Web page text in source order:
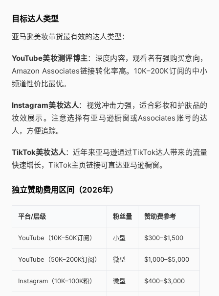
目标达人类型
亚马逊美妆带货最有效的达人类型：
YouTube美妆测评博主：深度内容，观看者有强购买意向，
Amazon Associates链接转化率高。10K–200K订阅的中小
频道性价比最优。
Instagram美妆达人：视觉冲击力强，适合彩妆和护肤品的
妆效展示。注意选择有亚马逊橱窗或Associates账号的达
人，方便追踪。
TikTok美妆达人：近年来亚马逊通过TikTok达人带来的流量
快速增长，TikTok主页链接可直达亚马逊橱窗。
独立赞助费用区间（2026年）
平台/层级 粉丝量 赞助费参考
YouTube（10K–50K订阅） 小型 $300–$1,500
YouTube（50K–200K订阅） 微型 $1,000–$5,000
Instagram（10K–100K粉） 微型 $400–$3,000